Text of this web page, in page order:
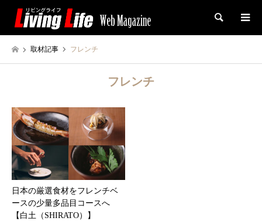
検索
取材記事 フレンチ
フレンチ
日本の厳選食材をフレンチベ
ースの少量多品目コースへ
【白土（SHIRATO）】